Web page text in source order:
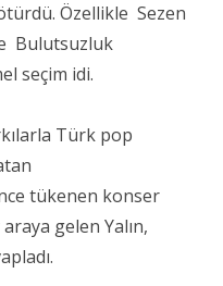
Özellikle Sezen
Bulutsuzluk
seçim idi.
Türk pop
tükenen konser
gelen Yalın,